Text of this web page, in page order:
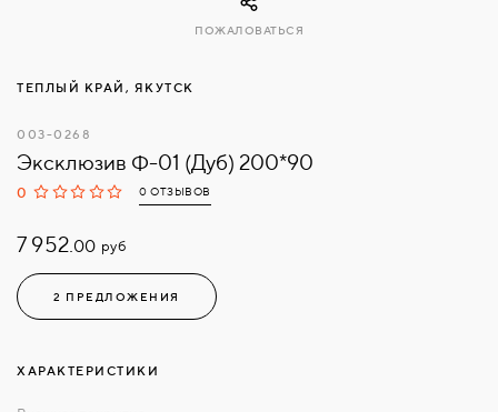
ТЕПЛЫЙ КРАЙ, ЯКУТСК
003-0268
Эксклюзив Ф-01 (Дуб) 200*90
0 0 ОТЗЫВОВ
7 952.00 руб
2 ПРЕДЛОЖЕНИЯ
ПОЖАЛОВАТЬСЯ
ХАРАКТЕРИСТИКИ